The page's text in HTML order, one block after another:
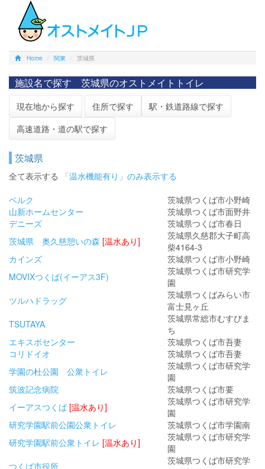
Home 関東 茨城県
施設名で探す 茨城県のオストメイトトイレ
現在地から探す 住所で探す
駅・鉄道路線で探す
高速道路・道の駅で探す
茨城県
全て表示する
「温水機能有り」のみ表示する
ベルク
茨城県つくば市小野崎
山新ホームセンター
茨城県つくば市面野井
デニーズ
茨城県つくば市春日
茨城県 奥久慈憩いの森 [温水あり]
茨城県久慈郡大子町高
柴4164-3
カインズ
茨城県つくば市小野崎
MOVIXつくば(イーアス3F)
茨城県つくば市研究学
園
ツルハドラッグ
茨城県つくばみらい市
富士見ヶ丘
TSUTAYA
茨城県常総市むすびま
ち
エキスポセンター
茨城県つくば市吾妻
コリドイオ
茨城県つくば市吾妻
学園の杜公園 公衆トイレ
茨城県つくば市研究学
園
筑波記念病院
茨城県つくば市要
イーアスつくば [温水あり]
茨城県つくば市研究学
園
研究学園駅前公園公衆トイレ
茨城県つくば市学園南
研究学園駅前公衆トイレ [温水あり]
茨城県つくば市研究学
園
つくば市役所
茨城県つくば市研究学